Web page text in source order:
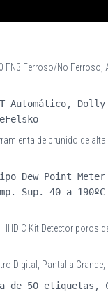
FN3 Ferroso/No Ferroso,
Automático,
de brunido de
Dew Point Meter
Sup.-40 a
C Kit Detector
Digital, Pantalla Grande,
de 50 etiquetas,